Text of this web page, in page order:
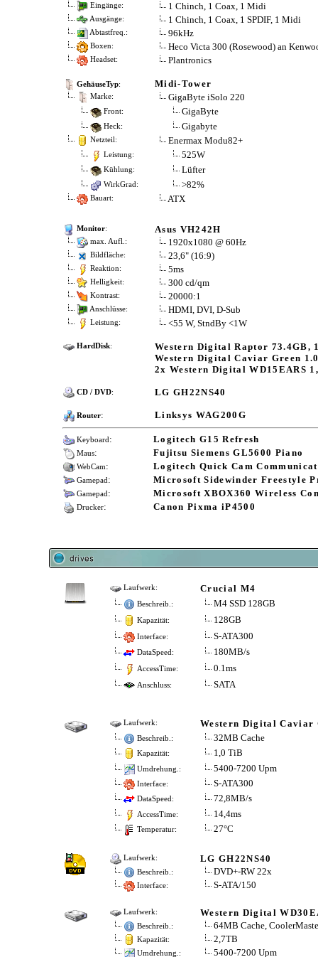
Eingänge: 1 Chinch, 1 Coax, 1 Midi
Ausgänge: 1 Chinch, 1 Coax, 1 SPDIF, 1 Midi
Abtastfreq.: 96kHz
Boxen: Heco Victa 300 (Rosewood) an
Headset: Plantronics
GehäuseTyp: Midi-Tower
Marke: GigaByte iSolo 220
Front: GigaByte
Heck: Gigabyte
Netzteil: Enermax Modu82+
Leistung: 525W
Kühlung: Lüfter
WirkGrad: >82%
Bauart: ATX
Monitor: Asus VH242H
max. Aufl.: 1920x1080 @ 60Hz
Bildfläche: 23,6" (16:9)
Reaktion: 5ms
Helligkeit: 300 cd/qm
Kontrast: 20000:1
Anschlüsse: HDMI, DVI, D-Sub
Leistung: <55 W, StndBy <1W
HardDisk:
Western Digital Raptor 73.4GB,
Western Digital Caviar Green
2x Western Digital WD15EARS
CD / DVD: LG GH22NS40
Router: Linksys WAG200G
Keyboard: Logitech G15 Refresh
Maus: Fujitsu Siemens GL5600 Piano
WebCam: Logitech Quick Cam
Gamepad: Microsoft Sidewinder Freestyle
Gamepad: Microsoft XBOX360 Wireless
Drucker: Canon Pixma iP4500
Laufwerk: Crucial M4
Beschreib.: M4 SSD 128GB
Kapazität: 128GB
Interface: S-ATA300
DataSpeed: 180MB/s
AccessTime: 0.1ms
Anschluss: SATA
Laufwerk: Western Digital Caviar
Beschreib.: 32MB Cache
Kapazität: 1,0 TiB
Umdrehung.: 5400-7200 Upm
Interface: S-ATA300
DataSpeed: 72,8MB/s
AccessTime: 14,4ms
Temperatur: 27°C
Laufwerk: LG GH22NS40
Beschreib.: DVD+-RW 22x
Interface: S-ATA/150
Laufwerk: Western Digital
Beschreib.: 64MB Cache,
Kapazität: 2,7TB
Umdrehung.: 5400-7200 Upm